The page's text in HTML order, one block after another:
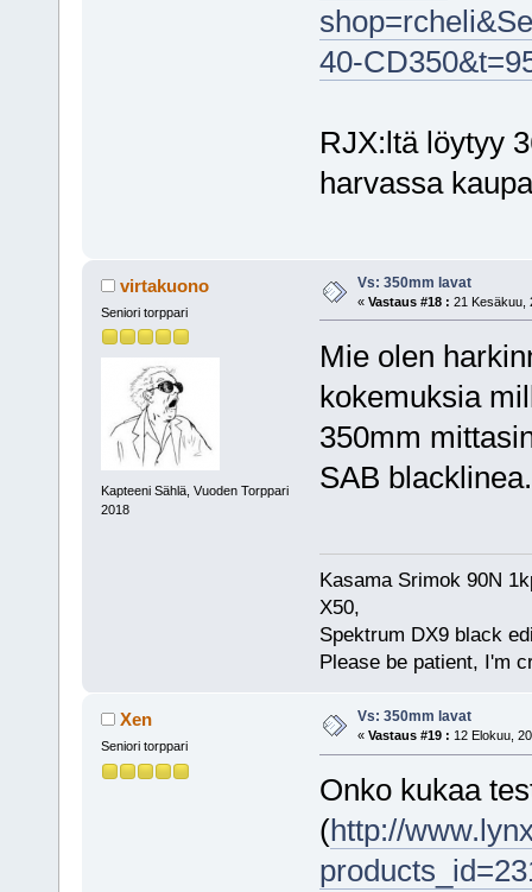
40-
RJX:ltä löytyy
harvassa
virtakuono
Seniori torppari
Kapteeni Sählä, Vuoden Torppari
2018
Vs: 350mm lavat
« Vastaus #18 : 21 Kesäkuu,
Mie olen
kokemuksia
350mm
SAB blacklinea.
Kasama Srimok 90N
X50,
Spektrum DX9 black
Please be patient, I'm
Xen
Seniori torppari
Vs: 350mm lavat
« Vastaus #19 : 12 Elokuu,
Onko kukaa
(http://